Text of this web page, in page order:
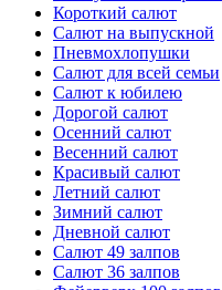
Короткий салют
Салют на выпускной
Пневмохлопушки
Салют для всей семьи
Салют к юбилею
Дорогой салют
Осенний салют
Весенний салют
Красивый салют
Летний салют
Зимний салют
Дневной салют
Салют 49 залпов
Салют 36 залпов